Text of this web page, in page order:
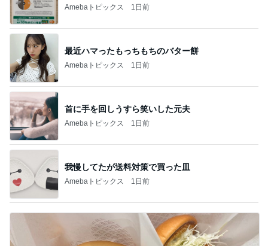
Amebaトピックス 1日前
最近ハマったもっちもちのバター餅
Amebaトピックス 1日前
首に手を回しうすら笑いした元夫
Amebaトピックス 1日前
我慢してたが送料対策で買った皿
Amebaトピックス 1日前